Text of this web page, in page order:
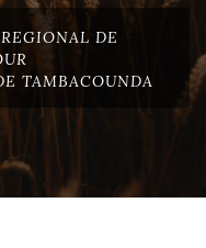
DE
TAMBACOUNDA